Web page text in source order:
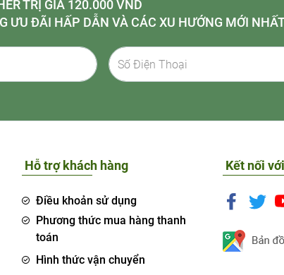
TRỊ GIÁ 120.000 VND
ƯU ĐÃI HẤP DẪN VÀ CÁC XU HƯỚNG MỚI
Hỗ trợ khách hàng
Điều khoản sử dụng
Phương thức mua hàng thanh
toán
Hình thức vận chuyển
Kết nối